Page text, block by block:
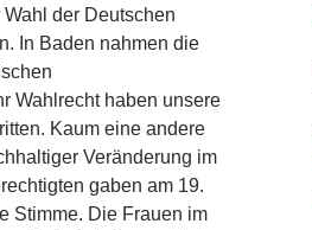
der Deutschen
In Baden nahmen die
Wahlrecht haben unsere
Kaum eine andere
Veränderung im
gaben am 19.
Stimme. Die Frauen im